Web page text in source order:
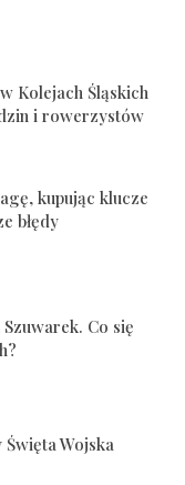
Kolejach Śląskich
i rowerzystów
kupując klucze
błędy
Co się
Wojska